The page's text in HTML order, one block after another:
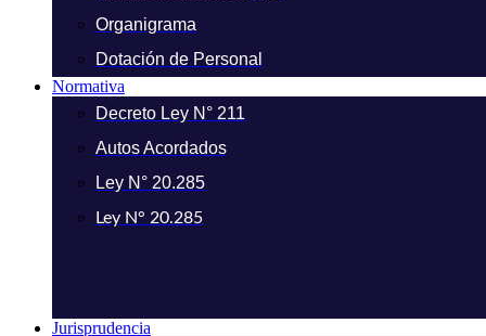
Organigrama
Dotación de Personal
Normativa
Decreto Ley N° 211
Autos Acordados
Ley N° 20.285
Ley N° 20.285
Jurisprudencia